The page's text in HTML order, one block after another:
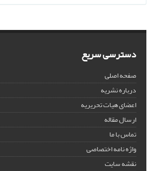
دسترسی سریع
صفحه اصلی
درباره نشریه
اعضای هیات تحریریه
ارسال مقاله
تماس با ما
واژه نامه اختصاصی
نقشه سایت